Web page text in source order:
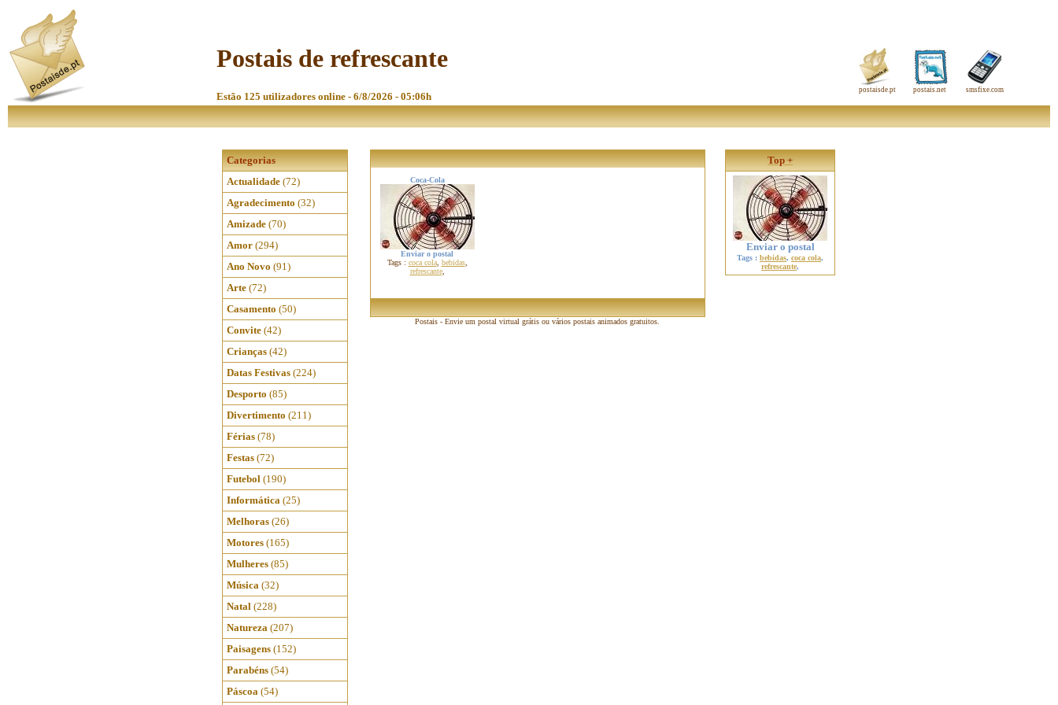
Postais de refrescante
Estão 125 utilizadores online - 6/8/2026 - 05:06h
postaisde.pt postais.net smsfixe.com
Categorias
Actualidade (72)
Agradecimento (32)
Amizade (70)
Amor (294)
Ano Novo (91)
Arte (72)
Casamento (50)
Convite (42)
Crianças (42)
Datas Festivas (224)
Desporto (85)
Divertimento (211)
Férias (78)
Festas (72)
Futebol (190)
Informática (25)
Melhoras (26)
Motores (165)
Mulheres (85)
Música (32)
Natal (228)
Natureza (207)
Paisagens (152)
Parabéns (54)
Páscoa (54)
Coca-Cola
Enviar o postal
Tags : coca cola, bebidas,
refrescante,
Postais - Envie um postal virtual grátis ou vários postais animados gratuitos.
Top +
Enviar o postal
Tags : bebidas, coca cola,
refrescante,